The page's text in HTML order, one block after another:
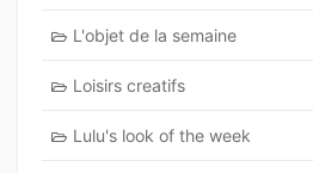
L'objet de la semaine
Loisirs creatifs
Lulu's look of the week